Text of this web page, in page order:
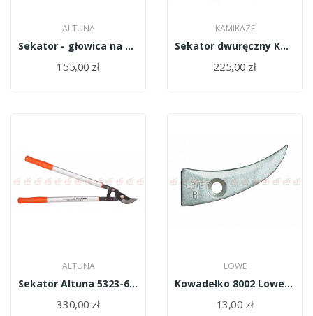
ALTUNA
Sekator - głowica na wysięgniku ALTUNA 90810
155,00 zł
KAMIKAZE
Sekator dwuręczny KM-675/8831/Kamikaze
225,00 zł
ALTUNA
Sekator Altuna 5323-60 2R
330,00 zł
LOWE
Kowadełko 8002 Lowe do sekatora 8
13,00 zł